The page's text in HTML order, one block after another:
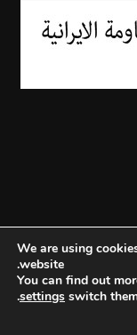
We are using
website.
You can find out
switch
settings
.